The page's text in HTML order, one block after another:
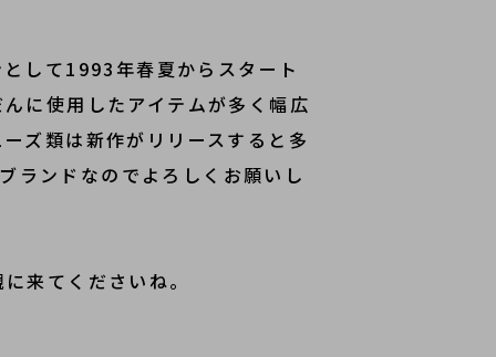
して1993年春夏からスタート
に使用したアイテムが多く幅広
ズ類は新作がリリースすると多
ランドなのでよろしくお願いし
来てくださいね。